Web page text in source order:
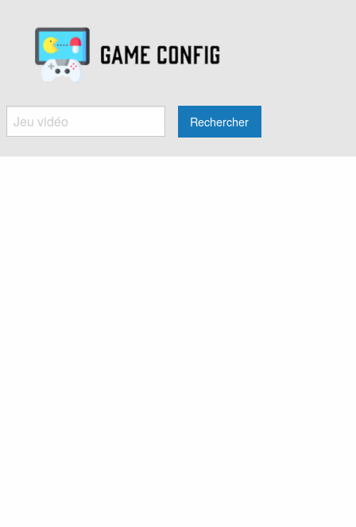
Rechercher